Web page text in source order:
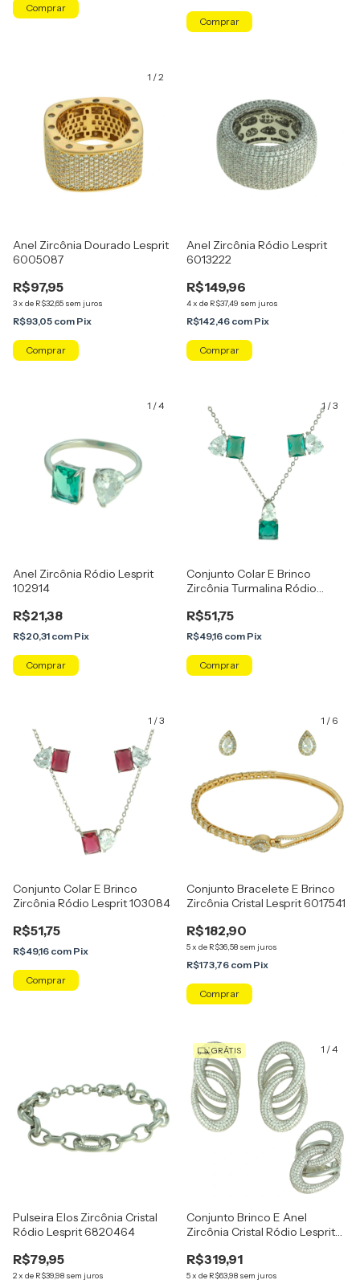
Comprar
Comprar
1 /2
Anel Zircônia Dourado Lesprit
6005087
R$97,95
3x de R$32,65 sem juros
R$93,05 com Pix
Comprar
Anel Zircônia Ródio Lesprit
6013222
R$149,96
4x de R$37,49 sem juros
R$142,46 com Pix
Comprar
1 /4
Anel Zircônia Ródio Lesprit
102914
R$21,38
R$20,31 com Pix
Comprar
1 /3
Conjunto Colar E Brinco
Zircônia Turmalina Ródio
R$51,75
R$49,16 com Pix
1 /3
Conjunto Colar E Brinco
Zircônia Ródio Lesprit 103084
R$51,75
R$49,16 com Pix
1 / 6
Conjunto Bracelete E Brinco
Zircônia Cristal Lesprit 6017541
R$182,90
5x de R$36,58 sem juros
R$173,76 com Pix
Comprar
Pulseira Elos Zircônia Cristal
Ródio Lesprit 6820464
R$79,95
2x de R$39,98 sem juros
1 /4
GRÁTIS
Conjunto Brinco E Anel
Zircônia Cristal Ródio Lesprit
R$319,91
5x de R$63,98 sem juros